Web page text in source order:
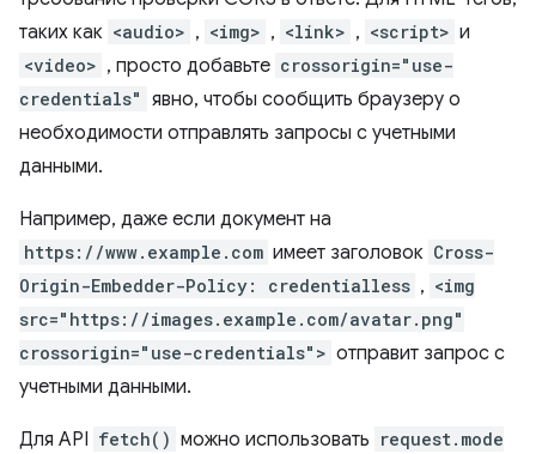
таких как <audio> , <img> , <link> , <script> и
<video> , просто добавьте crossorigin="use-
credentials" явно, чтобы сообщить браузеру о
необходимости отправлять запросы с учетными
данными.
Например, даже если документ на
https://www.example.com имеет заголовок Cross-
Origin-Embedder-Policy: credentialless , <img
src="https://images.example.com/avatar.png"
crossorigin="use-credentials"> отправит запрос с
учетными данными.
Для API fetch() можно использовать request.mode